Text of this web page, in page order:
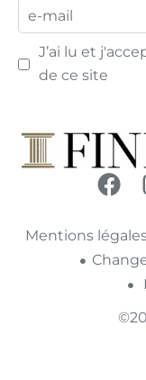
J’ai lu et
de ce site
Mentions